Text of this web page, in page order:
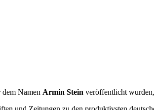
Namen Armin Stein veröffentlicht